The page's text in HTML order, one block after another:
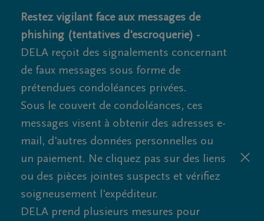
Restez vigilant face aux messages de
phishing (tentatives d'escroquerie) -
DELA reçoit des signalements concernant
de faux messages sous forme de
prétendues condoléances privées.
Sous le couvert de condoléances, ces
messages visent à obtenir des adresses e-
mail, d'autres données personnelles ou
un paiement. Ne cliquez pas sur des liens
ou des pièces jointes suspects et vérifiez
soigneusement l'expéditeur.
DELA prend plusieurs mesures pour